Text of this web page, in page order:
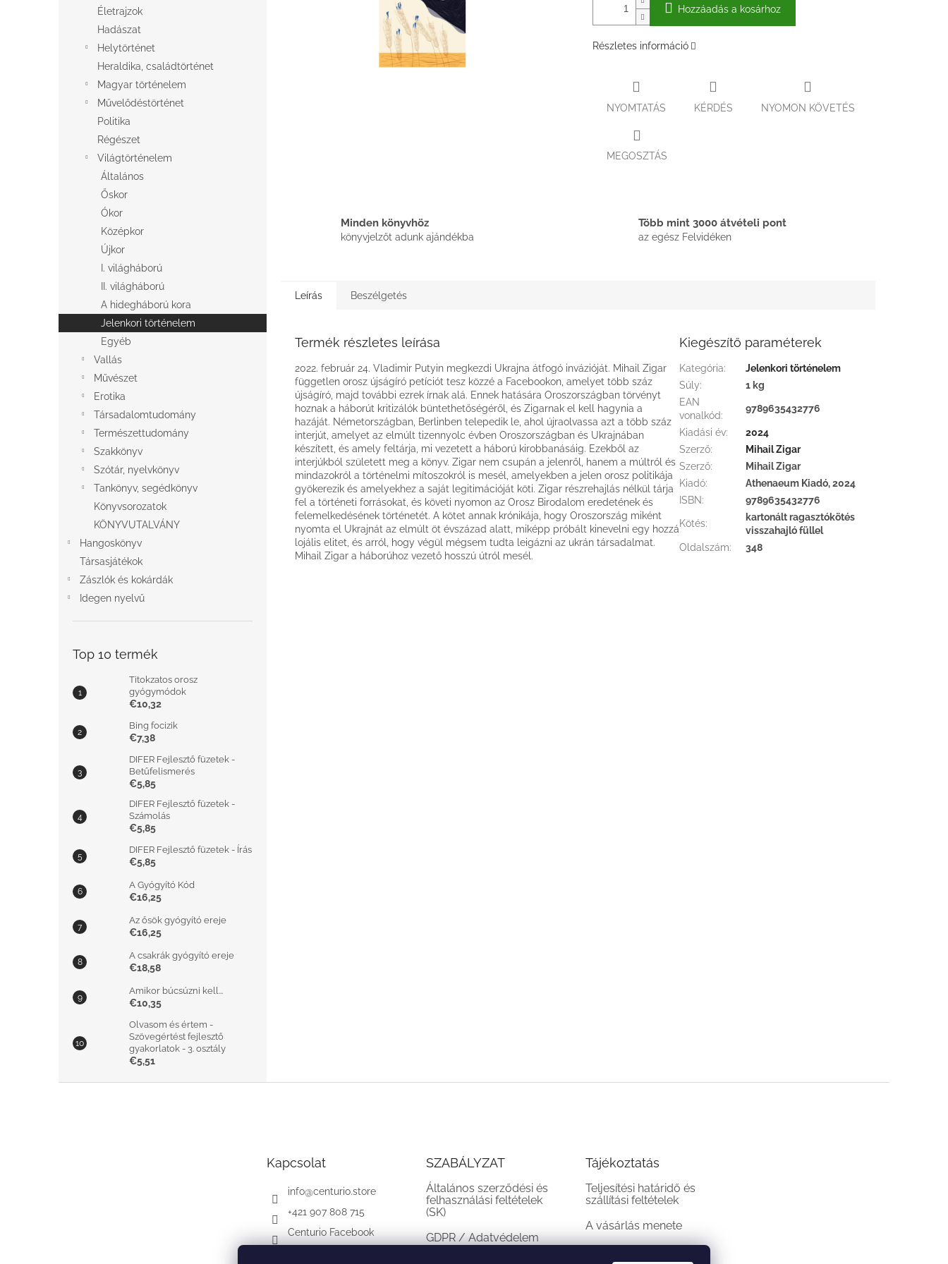
Életrajzok
Hadászat
Helytörténet
Heraldika, családtörténet
Magyar történelem
Művelődéstörténet
Politika
Régészet
Világtörténelem
Általános
Őskor
Ókor
Középkor
Újkor
I. világháború
II. világháború
A hidegháború kora
Jelenkori történelem
Egyéb
Vallás
Művészet
Erotika
Társadalomtudomány
Természettudomány
Szakkönyv
Szótár, nyelvkönyv
Tankönyv, segédkönyv
Könyvsorozatok
KÖNYVUTALVÁNY
Hangoskönyv
Társasjátékok
Zászlók és kokárdák
Idegen nyelvű
Top 10 termék
Titokzatos orosz
gyógymódok
€10,32
Bing focizik
€7,38
DIFER Fejlesztő füzetek -
Betűfelismerés
€5,85
DIFER Fejlesztő füzetek -
Számolás
€5,85
DIFER Fejlesztő füzetek - Írás
€5,85
A Gyógyító Kód
€16,25
Az ősök gyógyító ereje
€16,25
A csakrák gyógyító ereje
€18,58
Amikor búcsúzni kell...
€10,35
Olvasom és értem -
Szövegértést fejlesztő
gyakorlatok - 3. osztály
€5,51
Hozzáadás a kosárhoz
Részletes információ
NYOMTATÁS KÉRDÉS NYOMON KÖVETÉS
MEGOSZTÁS
Minden könyvhöz
könyvjelzőt adunk ajándékba
Több mint 3000 átvételi pont
az egész Felvidéken
Leírás Beszélgetés
Termék részletes leírása
2022. február 24. Vladimir Putyin megkezdi Ukrajna átfogó invázióját. Mihail Zigar
független orosz újságíró petíciót tesz közzé a Facebookon, amelyet több száz
újságíró, majd további ezrek írnak alá. Ennek hatására Oroszországban törvényt
hoznak a háborút kritizálók büntethetőségéről, és Zigarnak el kell hagynia a
hazáját. Németországban, Berlinben telepedik le, ahol újraolvassa azt a több száz
interjút, amelyet az elmúlt tizennyolc évben Oroszországban és Ukrajnában
készített, és amely feltárja, mi vezetett a háború kirobbanásáig. Ezekből az
interjúkból született meg a könyv. Zigar nem csupán a jelenről, hanem a múltról és
mindazokról a történelmi mítoszokról is mesél, amelyekben a jelen orosz politikája
gyökerezik és amelyekhez a saját legitimációját köti. Zigar részrehajlás nélkül tárja
fel a történeti forrásokat, és követi nyomon az Orosz Birodalom eredetének és
felemelkedésének történetét. A kötet annak krónikája, hogy Oroszország miként
nyomta el Ukrajnát az elmúlt öt évszázad alatt, miképp próbált kinevelni egy hozzá
lojális elitet, és arról, hogy végül mégsem tudta leigázni az ukrán társadalmat.
Mihail Zigar a háborúhoz vezető hosszú útról mesél.
Kiegészítő paraméterek
Kategória:
Jelenkori történelem
Súly:
1 kg
EAN
vonalkód:
9789635432776
Kiadási év:
2024
Szerző:
Mihail Zigar
Szerző:
Mihail Zigar
Kiadó:
Athenaeum Kiadó, 2024
ISBN: 9789635432776
Kötés:
kartonált ragasztókötés
visszahajló füllel
Oldalszám: 348
Kapcsolat
info@centurio.store
+421 907 808 715
Centurio Facebook
SZABÁLYZAT
Általános szerződési és
felhasználási feltételek
(SK)
GDPR / Adatvédelem
(SK)
Tájékoztatás
Teljesítési határidő és
szállítási feltételek
A vásárlás menete